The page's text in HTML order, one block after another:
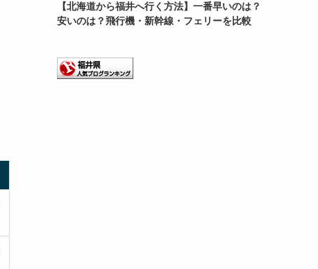
【北海道から福井へ行く方法】一番早いのは？
安いのは？飛行機・新幹線・フェリーを比較